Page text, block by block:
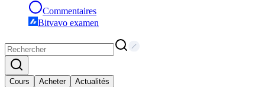
Commentaires
Bitvavo examen
Cours Acheter Actualités